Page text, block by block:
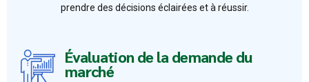
prendre des décisions éclairées et à réussir.
Évaluation de la demande du
marché